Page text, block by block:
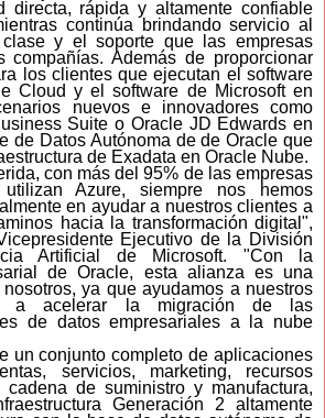
directa, rápida y altamente confiable
continúa brindando servicio al
y el soporte que las empresas
compañías. Además de proporcionar
los clientes que ejecutan el software
Cloud y el software de Microsoft en
nuevos e innovadores como
Suite o Oracle JD Edwards en
de Datos Autónoma de de Oracle que
de Exadata en Oracle Nube.
con más del 95% de las empresas
Azure, siempre nos hemos
en ayudar a nuestros clientes a
hacia la transformación digital",
Ejecutivo de la División
Artificial de Microsoft. "Con la
de Oracle, esta alianza es una
ya que ayudamos a nuestros
a acelerar la migración de las
de datos empresariales a la nube
un conjunto completo de aplicaciones
servicios, marketing, recursos
cadena de suministro y manufactura,
Generación 2 altamente